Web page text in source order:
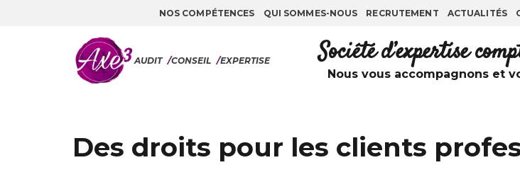
NOS COMPÉTENCES QUI SOMMES-NOUS RECRUTEMENT ACTUALITÉS
AUDIT /CONSEIL /EXPERTISE Société d’expertise
Nous vous accompagnons et
Des droits pour les clients